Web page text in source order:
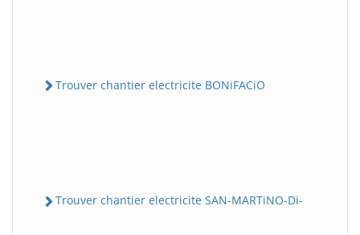
Trouver chantier electricite BONiFACiO
Trouver chantier electricite SAN-MARTiNO-Di-